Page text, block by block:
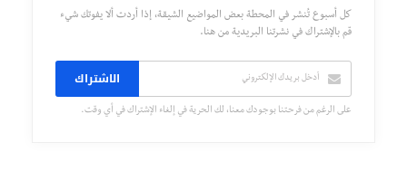
كل أسبوع تُنشر في المحطة بعض المواضيع الشيقة، إذا أردت ألا يفوتك شيء
قم بالإشتراك في نشرتنا البريدية من هنا.
الاشتراك
على الرغم من فرحتنا بوجودك معنا، لك الحرية في إلغاء الإشتراك في أي وقت.